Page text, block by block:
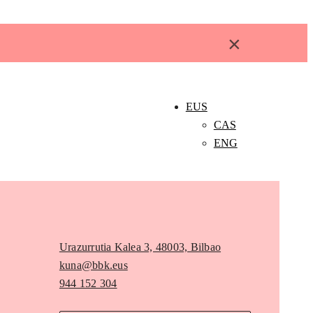
×
EUS
CAS
ENG
Urazurrutia Kalea 3, 48003, Bilbao
kuna@bbk.eus
944 152 304